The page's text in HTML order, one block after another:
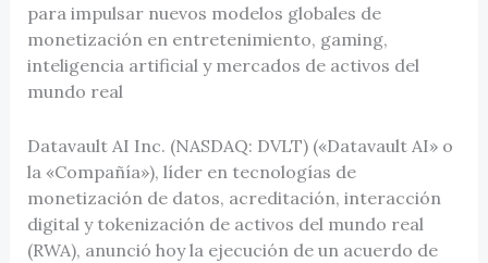
para impulsar nuevos modelos globales de
monetización en entretenimiento, gaming,
inteligencia artificial y mercados de activos del
mundo real
Datavault AI Inc. (NASDAQ: DVLT) («Datavault AI» o
la «Compañía»), líder en tecnologías de
monetización de datos, acreditación, interacción
digital y tokenización de activos del mundo real
(RWA), anunció hoy la ejecución de un acuerdo de